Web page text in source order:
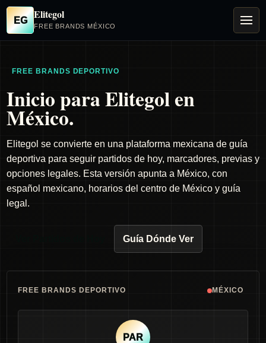
EG Elitegol
FREE BRANDS MÉXICO
FREE BRANDS DEPORTIVO
Inicio para Elitegol en
México.
Elitegol se convierte en una plataforma mexicana de guía
deportiva para seguir partidos de hoy, marcadores, previas y
opciones legales. Esta versión apunta a México, con
español mexicano, horarios del centro de México y guía
legal.
Guía Dónde Ver
FREE BRANDS DEPORTIVO MÉXICO
PAR